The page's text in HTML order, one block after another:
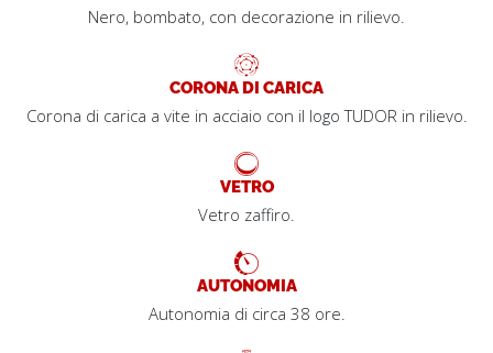
Nero, bombato, con decorazione in rilievo.
CORONA DI CARICA
Corona di carica a vite in acciaio con il logo TUDOR in rilievo.
VETRO
Vetro zaffiro.
AUTONOMIA
Autonomia di circa 38 ore.